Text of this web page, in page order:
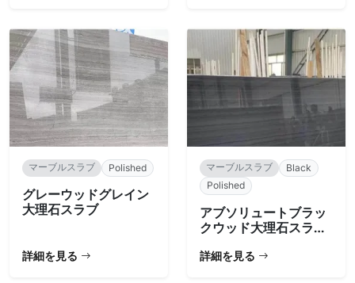
マーブルスラブ Polished
グレーウッドグレイン
大理石スラブ
詳細を見る
マーブルスラブ
Black
Polished
アブソリュートブラッ
クウッド大理石スラブ
詳細を見る